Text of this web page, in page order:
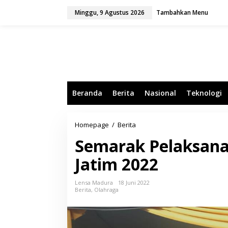
Minggu, 9 Agustus 2026 Tambahkan Menu
Beranda Berita Nasional Teknologi
Homepage / Berita
m
a
r
a
k
l
Semarak
Jatim 2022
Lensa Madura
18 Juni 2022
Berita, Olahraga